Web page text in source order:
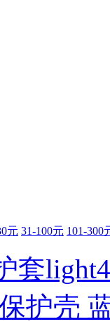
元 31-100元 101-300